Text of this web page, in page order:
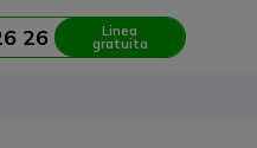
26 Linea
gratuita